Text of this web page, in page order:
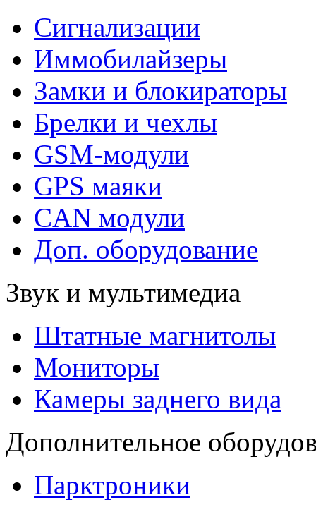
Сигнализации
Иммобилайзеры
Замки и блокираторы
Брелки и чехлы
GSM-модули
GPS маяки
CAN модули
Доп. оборудование
Звук и мультимедиа
Штатные магнитолы
Мониторы
Камеры заднего вида
Дополнительное
Парктроники